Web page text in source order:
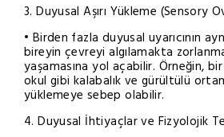
3. Duyusal Aşırı Yükleme (Sensory
• Birden fazla duyusal uyarıcının
bireyin çevreyi algılamakta
yaşamasına yol açabilir. Örneğin,
okul gibi kalabalık ve gürültülü
yüklemeye sebep olabilir.
4. Duyusal İhtiyaçlar ve Fizyolojik